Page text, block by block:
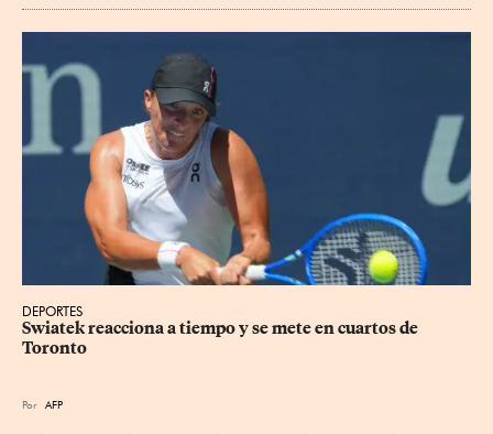
DEPORTES
Swiatek reacciona a tiempo y se mete en cuartos de
Toronto
Por AFP